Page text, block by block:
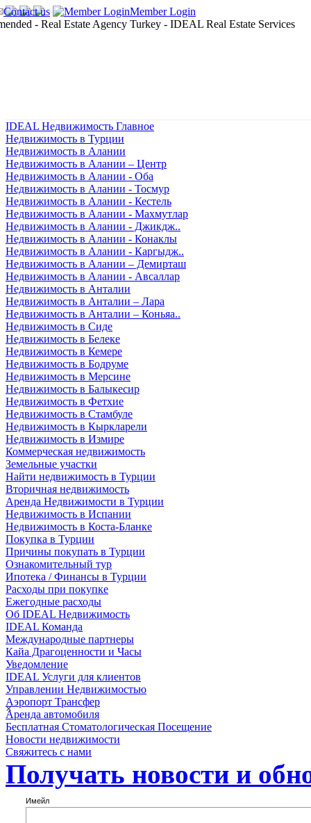
Contact us Member Login
×
IDEAL Недвижимость Главное
Недвижимость в Турции
Недвижимость в Алании
Недвижимость в Алании – Центр
Недвижимость в Алании - Оба
Недвижимость в Алании - Тосмур
Недвижимость в Алании - Кестель
Недвижимость в Алании - Махмутлар
Недвижимость в Алании - Джикдж..
Недвижимость в Алании - Конаклы
Недвижимость в Алании - Каргыдж..
Недвижимость в Алании – Демирташ
Недвижимость в Алании - Авсаллар
Недвижимость в Анталии
Недвижимость в Анталии – Лара
Недвижимость в Анталии – Коньяа..
Недвижимость в Сиде
Недвижимость в Белеке
Недвижимость в Кемере
Недвижимость в Бодруме
Недвижимость в Мерсине
Недвижимость в Балыкесир
Недвижимость в Фетхие
Недвижимость в Стамбуле
Недвижимость в Кыркларели
Недвижимость в Измире
Коммерческая недвижимость
Земельные участки
Найти недвижимость в Турции
Вторичная недвижимость
Аренда Недвижимости в Турции
Недвижимость в Испании
Недвижимость в Коста-Бланке
Покупка в Турции
Причины покупать в Турции
Ознакомительный тур
Ипотека / Финансы в Турции
Расходы при покупке
Ежегодные расходы
Об IDEAL Недвижимость
IDEAL Команда
Международные партнеры
Кайа Драгоценности и Часы
Уведомление
IDEAL Услуги для клиентов
Управлении Недвижимостью
Аэропорт Трансфер
Аренда автомобиля
Бесплатная Стоматологическая Посещение
Новости недвижимости
Свяжитесь с нами
Получать новости и
Имейл